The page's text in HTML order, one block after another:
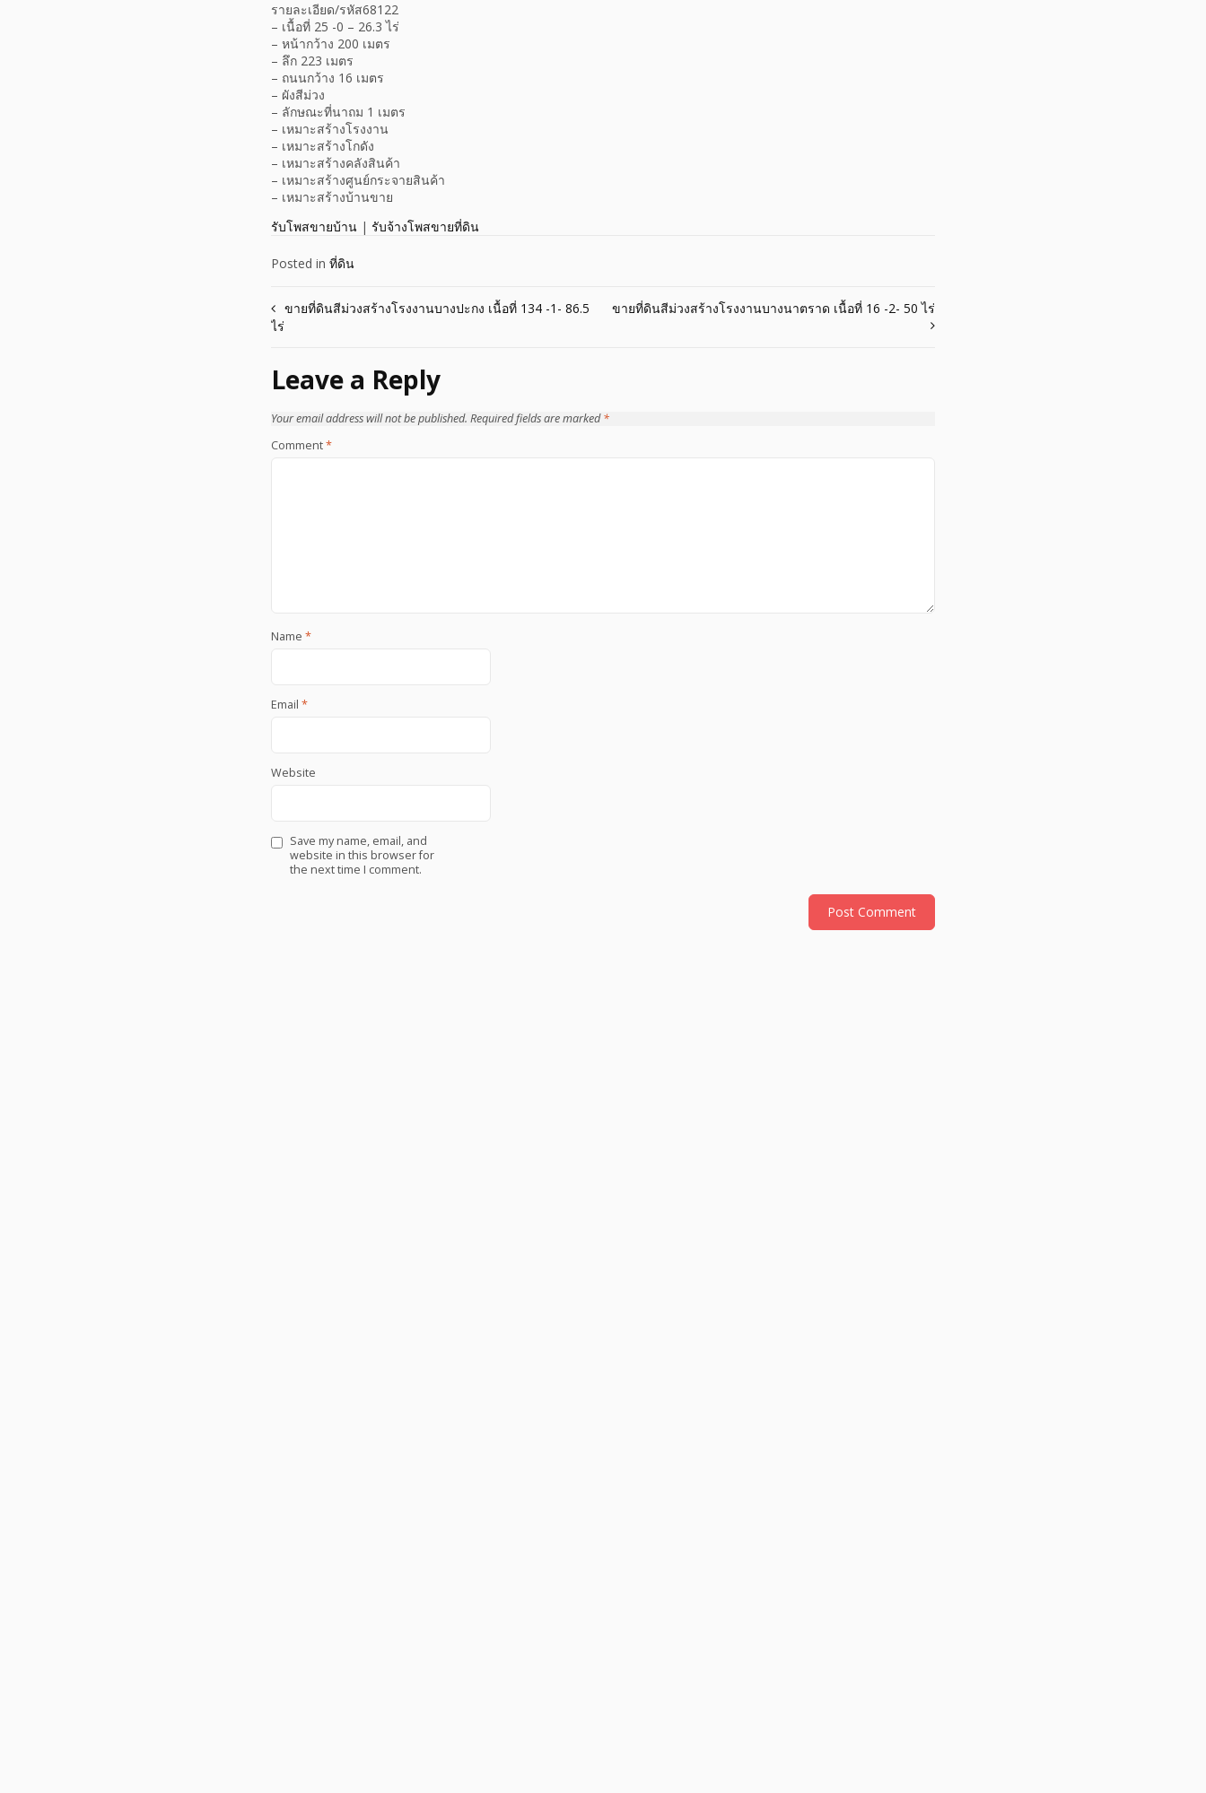
รายละเอียด/รหัส68122
– เนื้อที่ 25 -0 – 26.3 ไร่
– หน้ากว้าง 200 เมตร
– ลึก 223 เมตร
– ถนนกว้าง 16 เมตร
– ผังสีม่วง
– ลักษณะที่นาถม 1 เมตร
– เหมาะสร้างโรงงาน
– เหมาะสร้างโกดัง
– เหมาะสร้างคลังสินค้า
– เหมาะสร้างศูนย์กระจายสินค้า
– เหมาะสร้างบ้านขาย
รับโพสขายบ้าน | รับจ้างโพสขายที่ดิน
Posted in ที่ดิน
Post
ขายที่ดินสีม่วงสร้างโรงงานบางปะกง เนื้อที่ 134 -1- 86.5
ไร่
ขายที่ดินสีม่วงสร้างโรงงานบางนาตราด เนื้อที่ 16 -2- 50 ไร่
Leave a Reply
Your email address will not be published. Required fields are marked*
Comment*
Name *
Email *
Website
Save my name, email, and
website in this browser for
the next time I comment.